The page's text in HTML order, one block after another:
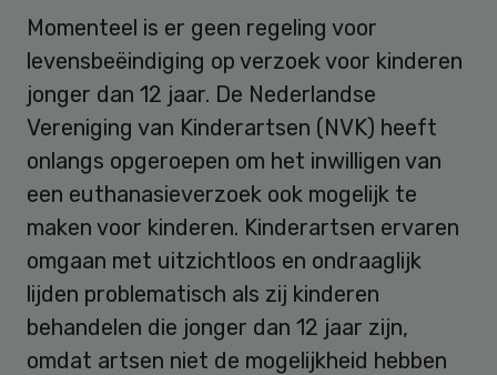
Momenteel is er geen regeling voor
levensbeëindiging op verzoek voor kinderen
jonger dan 12 jaar. De Nederlandse
Vereniging van Kinderartsen (NVK) heeft
onlangs opgeroepen om het inwilligen van
een euthanasieverzoek ook mogelijk te
maken voor kinderen. Kinderartsen ervaren
omgaan met uitzichtloos en ondraaglijk
lijden problematisch als zij kinderen
behandelen die jonger dan 12 jaar zijn,
omdat artsen niet de mogelijkheid hebben